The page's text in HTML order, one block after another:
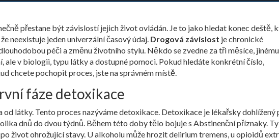
přestane být závislostí jejich život ovládán. Je to jako hledat konec deště,
neexistuje jeden univerzální časový údaj. Drogová závislost jechronické
péči a změnu životního stylu. Někdo se zvedne za tři měsíce,
ale v biologii, typu látky a dostupné pomoci. Pokud hledáte konkrétní číslo,
chcete pochopit proces, jste na správném místě.
fáze detoxikace
látky. Tento proces nazýváme detoxikace. Detoxikace je lékařsky dohlížený
dnů do dvou týdnů. Během této doby tělo bojuje s Abstinenční příznaky.
život ohrožující stavy. U alkoholu může hrozit delirium tremens, u opioidů